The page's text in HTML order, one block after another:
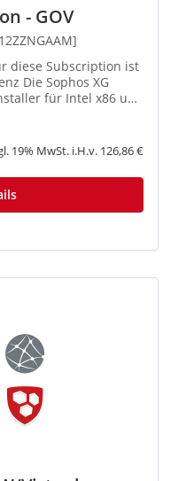
- GOV
diese Subscription ist
XG
für Intel x86 und
VMware, Hyper-V,
19% MwSt. i.H.v. 126,86 €